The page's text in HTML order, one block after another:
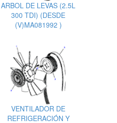
ARBOL DE LEVAS (2.5L
300 TDI) (DESDE
(V)MA081992 )
VENTILADOR DE
REFRIGERACIÓN Y